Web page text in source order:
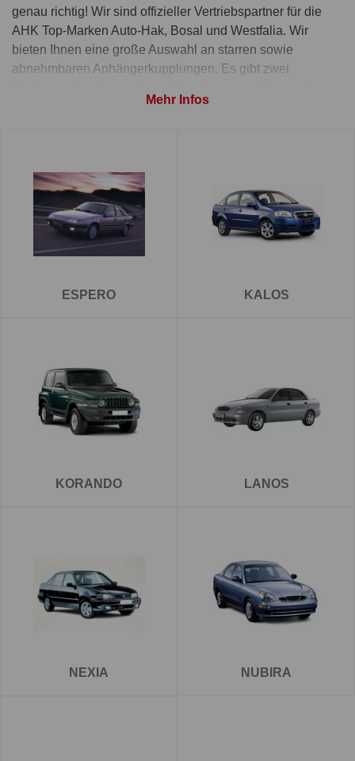
genau richtig! Wir sind offizieller Vertriebspartner für die
AHK Top-Marken Auto-Hak, Bosal und Westfalia. Wir
bieten Ihnen eine große Auswahl an starren sowie
abnehmbaren Anhängerkupplungen. Es gibt zwei
Aufwww.ahkautocar.definden Sie
qualitative und
zuverlässige Anhängerkupplungenfür DAEWOO . Alle
Anhängerkupplungen haben eine spezielle
Mehr Infos
ESPERO KALOS
KORANDO LANOS
NEXIA NUBIRA